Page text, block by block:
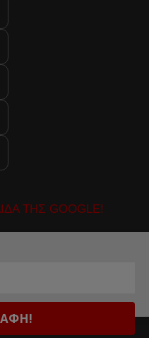
ΤΗΣ GOOGLE!